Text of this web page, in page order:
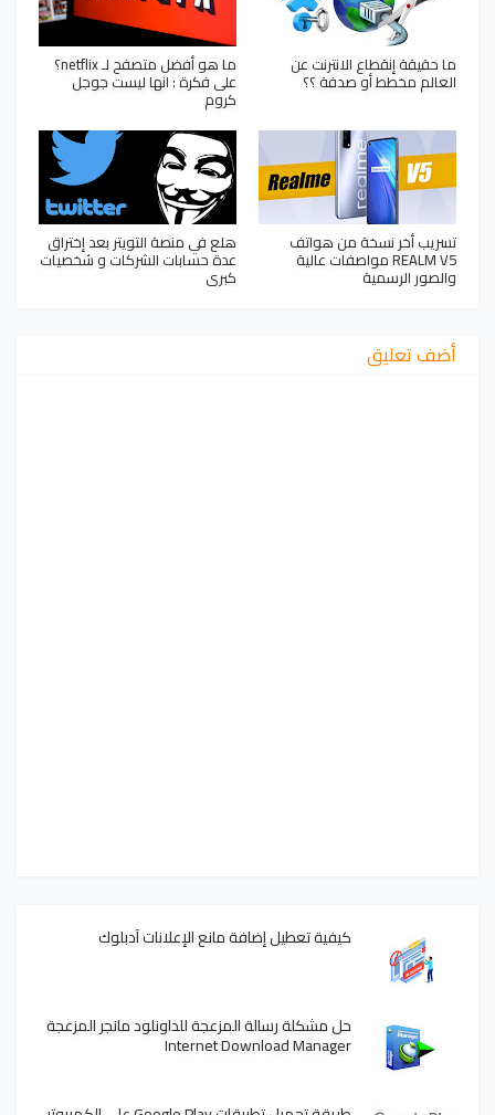
ما حقيقة إنقطاع الانترنت عن
العالم مخطط أو صدفة ؟؟
ما هو أفضل متصفح لـ netflix؟
على فكرة : انها ليست جوجل
كروم
تسريب أخر نسخة من هواتف
REALM V5 مواصفات عالية
والصور الرسمية
هلع في منصة التويتر بعد إختراق
عدة حسابات الشركات و شخصيات
كبرى
أضف تعليق
كيفية تعطيل إضافة مانع الإعلانات آدبلوك
حل مشكلة رسالة المزعجة للداونلود مانجر المزعجة
Internet Download Manager